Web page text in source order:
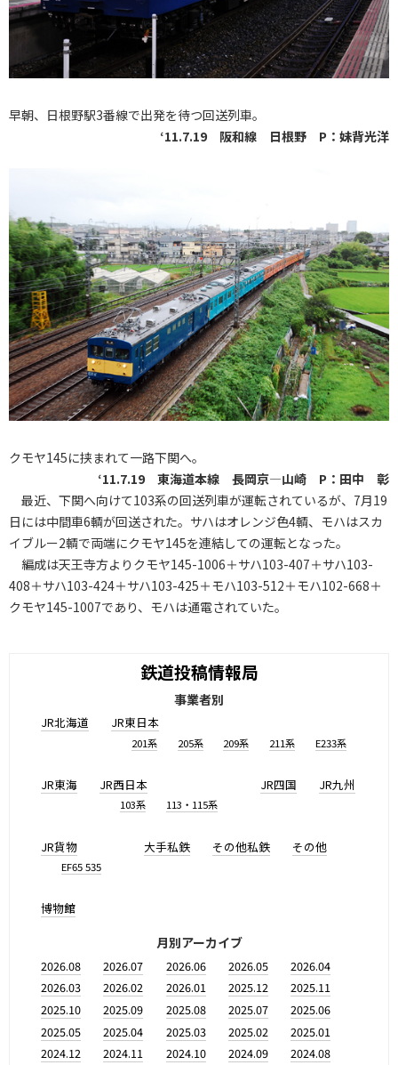
早朝、日根野駅3番線で出発を待つ回送列車。
‘11.7.19 阪和線 日根野 P：妹背光洋
クモヤ145に挟まれて一路下関へ。
‘11.7.19 東海道本線 長岡京―山崎 P：田中 彰
最近、下関へ向けて103系の回送列車が運転されているが、7月19
日には中間車6輌が回送された。サハはオレンジ色4輌、モハはスカ
イブルー2輌で両端にクモヤ145を連結しての運転となった。
編成は天王寺方よりクモヤ145-1006＋サハ103-407＋サハ103-
408＋サハ103-424＋サハ103-425＋モハ103-512＋モハ102-668＋
クモヤ145-1007であり、モハは通電されていた。
鉄道投稿情報局
事業者別
JR北海道 JR東日本
201系 205系 209系 211系 E233系
JR東海 JR西日本
103系 113・115系
JR四国 JR九州
JR貨物
EF65 535
大手私鉄 その他私鉄 その他
博物館
月別アーカイブ
2026.08 2026.07 2026.06 2026.05
2026.04
2026.03
2026.02 2026.01 2025.12
2025.11
2025.10
2025.09 2025.08 2025.07
2025.06
2025.05
2025.04 2025.03 2025.02
2025.01
2024.12
2024.11 2024.10 2024.09
2024.08